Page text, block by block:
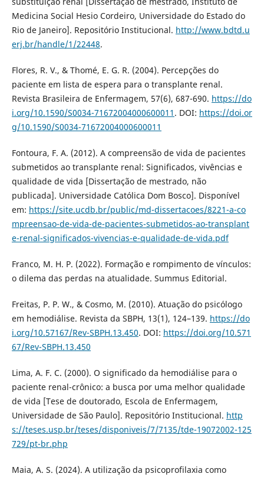
Medicina Social Hesio Cordeiro, Universidade do Estado do
Rio de Janeiro]. Repositório Institucional. http://www.bdtd.u
erj.br/handle/1/22448.
Flores, R. V., & Thomé, E. G. R. (2004). Percepções do
paciente em lista de espera para o transplante renal.
Revista Brasileira de Enfermagem, 57(6), 687-690. https://do
i.org/10.1590/S0034-71672004000600011 . DOI: https://doi.or
g/10.1590/S0034-71672004000600011
Fontoura, F. A. (2012). A compreensão de vida de pacientes
submetidos ao transplante renal: Significados, vivências e
qualidade de vida [Dissertação de mestrado, não
publicada]. Universidade Católica Dom Bosco]. Disponível
em: https://site.ucdb.br/public/md-dissertacoes/8221-a-co
mpreensao-de-vida-de-pacientes-submetidos-ao-transplant
e-renal-significados-vivencias-e-qualidade-de-vida.pdf
Franco, M. H. P. (2022). Formação e rompimento de vínculos:
o dilema das perdas na atualidade. Summus Editorial.
Freitas, P. P. W., & Cosmo, M. (2010). Atuação do psicólogo
em hemodiálise. Revista da SBPH, 13(1), 124–139. https://do
i.org/10.57167/Rev-SBPH.13.450. DOI: https://doi.org/10.571
67/Rev-SBPH.13.450
Lima, A. F. C. (2000). O significado da hemodiálise para o
paciente renal-crônico: a busca por uma melhor qualidade
de vida [Tese de doutorado, Escola de Enfermagem,
Universidade de São Paulo]. Repositório Institucional. http
s://teses.usp.br/teses/disponiveis/7/7135/tde-19072002-125
729/pt-br.php
Maia, A. S. (2024). A utilização da psicoprofilaxia como